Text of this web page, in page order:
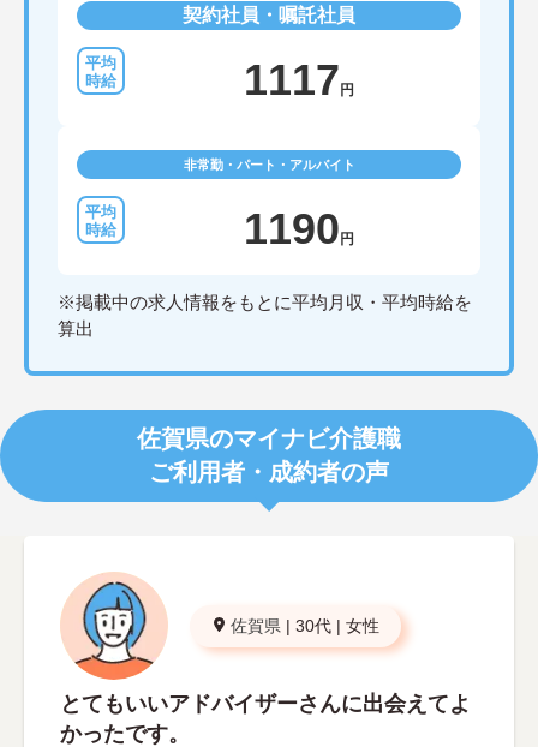
契約社員・嘱託社員
1117 円
非常勤・パート・アルバイト
1190 円
※掲載中の求人情報をもとに平均月収・平均時給を
算出
佐賀県のマイナビ介護職
ご利用者・成約者の声
佐賀県 | 30代 | 女性
とてもいいアドバイザーさんに出会えてよ
かったです。